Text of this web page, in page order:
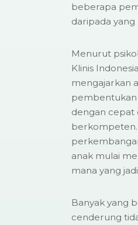
beberapa
daripada yang
Menurut
Klinis
mengajarkan
pembentukan
dengan cepat
berkompeten.
anak mulai
mana yang
Banyak yang
cenderung